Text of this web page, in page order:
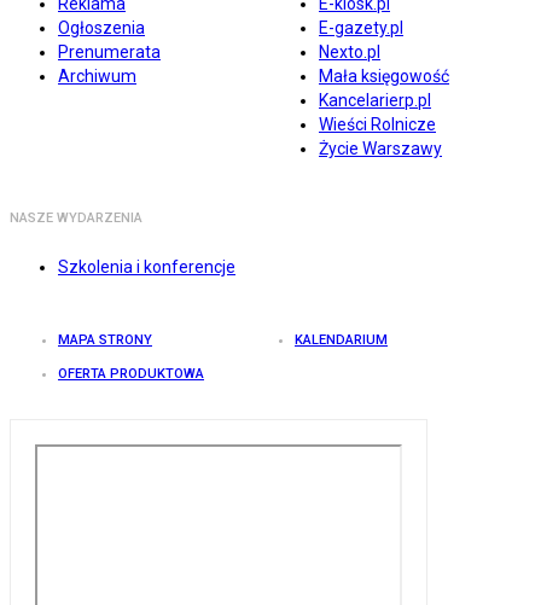
Ogłoszenia
Prenumerata
Archiwum
E-gazety.pl
Nexto.pl
Mała księgowość
Kancelarierp.pl
Wieści Rolnicze
Życie Warszawy
NASZE WYDARZENIA
Szkolenia i konferencje
MAPA STRONY KALENDARIUM
OFERTA PRODUKTOWA